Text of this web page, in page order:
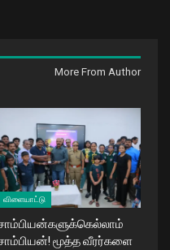
More From Author
விளையாட்டு
மூத்த வீரர்களை